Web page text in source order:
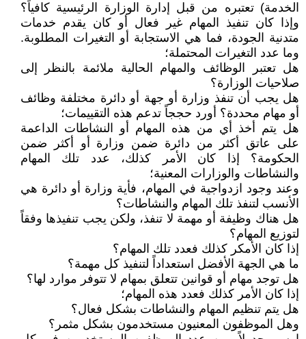
الخدمة) تعتبره من قبل إدارة الوزارة الرئيسية كافياً؟
وإذا كان تنفيذ المهام غير فعال أو كان يقدم خدمات
متدنية الجودة، فما هي الاستجابة أو التغيرات المطلوبة.
وما عدد التغيرات المحتملة؛
هل تعتبر الوظائف والمهام الحالية ملائمة بالنظر إلى
صلاحيات الوزارة؟
هل يجب أن تنفذ وزارة أو جهة أو دائرة مختلفة وظائف
أو مهام محددة؟ أورد حججاً تدعم هذه التقييمات؛
هل يتم أخذ أي من هذه المهام أو النشاطات الداعمة
على عاتق أكثر من دائرة ضمن وزارة أو أكثر ضمن
الحكومة؟ إذا كان الأمر كذلك، عدد تلك المهام
والنشاطات والوزارات المعنية؛
وعند وجود ازدواجية في المهام، فأية وزارة أو دائرة هي
الأنسب لتنفذ تلك المهام والنشاطات؟
هل هناك وظيفة أو مهمة لا تنفذ، ولكن يجب تنفيذها وفقاً
لتوزيع المهام؟
إذا كان الأمكر كذلك فعدد تلك المهام؟
ما هي الجهة الأفضل استعداداً لتنفيذ كل مهمة؟
هل توجد مهام أو قوانين تتعلق بمهام لا تتوفر موارد لها؟
إذا كان الأمر كذلك فعدد هذه المهام؛
هل يتم تنظيم المهام والنشاطات بشكل فعال؟
وهل الموظفون المعنيون مستخدمون بشكل مثمر؟